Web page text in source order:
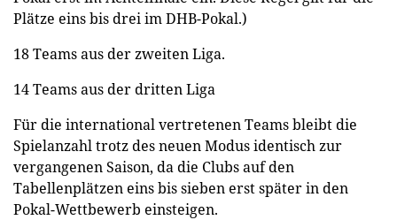
Plätze eins bis drei im DHB-Pokal.)
18 Teams aus der zweiten Liga.
14 Teams aus der dritten Liga
Für die international vertretenen Teams bleibt die
Spielanzahl trotz des neuen Modus identisch zur
vergangenen Saison, da die Clubs auf den
Tabellenplätzen eins bis sieben erst später in den
Pokal-Wettbewerb einsteigen.